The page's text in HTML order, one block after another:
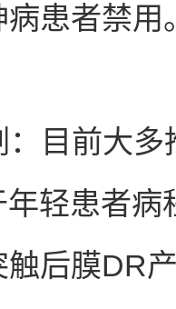
患者禁用
：目前大
轻患者
后膜DR